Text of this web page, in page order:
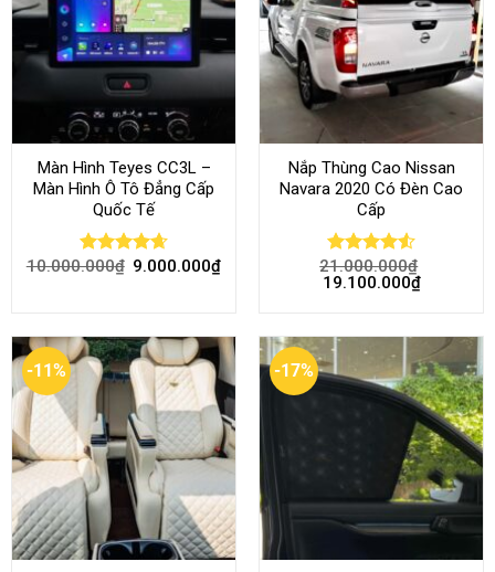
Màn Hình Teyes CC3L –
Màn Hình Ô Tô Đẳng Cấp
Quốc Tế
Rated 4.68
10.000.000₫ 9.000.000₫
Nắp Thùng Cao Nissan
Navara 2020 Có Đèn Cao
Cấp
Rated4.52
out of 5
21.000.000₫
19.100.000₫
-11% -17%